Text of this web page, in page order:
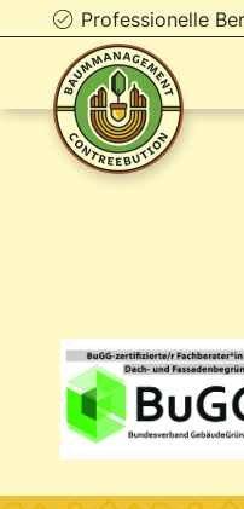
Professionelle